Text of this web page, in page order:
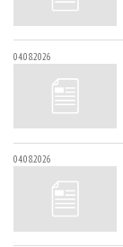
04.08.2026
04.08.2026